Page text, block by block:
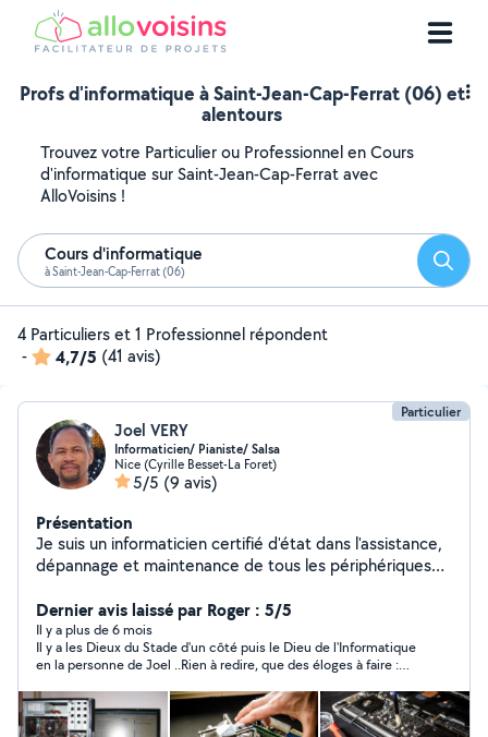
Profs d'informatique à Saint-Jean-Cap-Ferrat (06) et
alentours
Trouvez votre Particulier ou Professionnel en Cours
d'informatique sur Saint-Jean-Cap-Ferrat avec
AlloVoisins !
Cours d'informatique
à Saint-Jean-Cap-Ferrat (06)
4 Particuliers et 1 Professionnel répondent
-
4,7/5 (41 avis)
Particulier
Joel VERY
Informaticien/ Pianiste/ Salsa
Nice (Cyrille Besset-La Foret)
5/5 (9 avis)
Présentation
Je suis un informaticien certifié d'état dans l'assistance,
dépannage et maintenance de tous les périphériques
***************************************************************
************************************* Dépannage /
Assistance / Cours /Hardware / Software / Formatage /
Installation / Nettoyage / Récupération de données /
Montage PC / Conseils /
***************************************************************
Dernier avis laissé par Roger : 5/5
Il y a plus de 6 mois
Il y a les Dieux du Stade d'un côté puis le Dieu de l'Informatique
en la personne de Joel ..Rien à redire, que des éloges à faire :
plus que corrects en fonction du dépannage à effectuer. Je
recommande